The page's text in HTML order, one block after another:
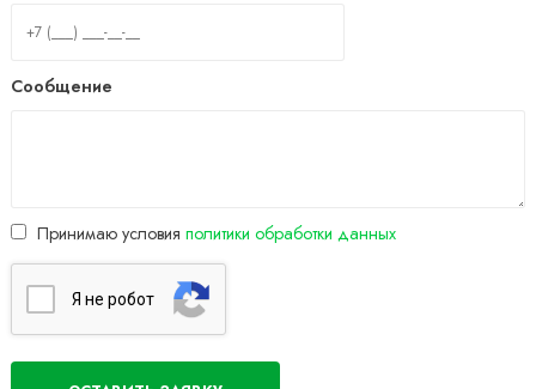
Сообщение
Принимаю условия политики обработки данных
Я нe poбoт